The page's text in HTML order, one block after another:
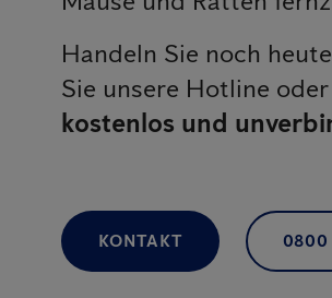
Handeln Sie noch
Sie unsere Hotline
kostenlos und
KONTAKT 0800